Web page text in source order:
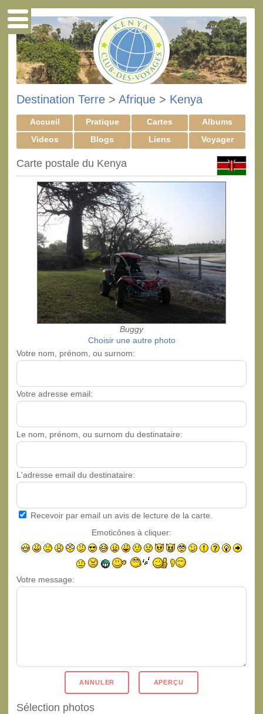
Destination Terre > Afrique > Kenya
Accueil Pratique Cartes
Albums
Videos
Blogs Liens Voyager
Carte postale du Kenya
Buggy
Choisir une autre photo
Votre nom, prénom, ou surnom:
Votre adresse email:
Le nom, prénom, ou surnom du destinataire:
L'adresse email du destinataire:
Recevoir par email un avis de lecture de la carte.
Emoticônes à cliquer:
Votre message:
Sélection photos